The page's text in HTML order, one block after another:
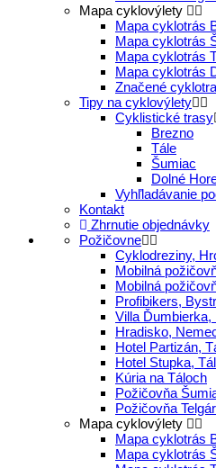
Mapa cyklovýlety
Mapa cyklotrás
Mapa cyklotrás
Mapa cyklotrás
Mapa cyklotrás
Značené
Tipy na cyklovýlety
Cyklistické trasy
Brezno
Tále
Šumiac
Dolné
Vyhľladávanie
Kontakt
Zhrnutie objednávky
Požičovne
Cyklodreziny,
Mobilná
Mobilná
Profibikers,
Villa Ďumbierka,
Hradisko,
Hotel Partizán,
Hotel Stupka,
Kúria na Táloch
Požičovňa
Požičovňa
Mapa cyklovýlety
Mapa cyklotrás
Mapa cyklotrás